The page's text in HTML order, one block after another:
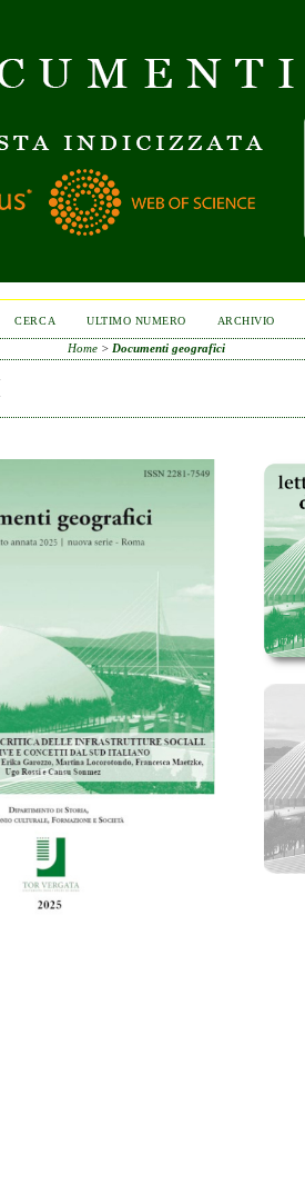
CERCA ULTIMO NUMERO ARCHIVIO
Home> Documenti geografici